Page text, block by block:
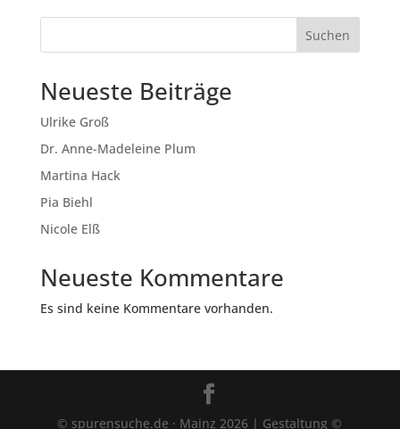
Suchen
Neueste Beiträge
Ulrike Groß
Dr. Anne-Madeleine Plum
Martina Hack
Pia Biehl
Nicole Elß
Neueste Kommentare
Es sind keine Kommentare vorhanden.
© spurensuche.de · Mainz 2026 | Gestaltung ©